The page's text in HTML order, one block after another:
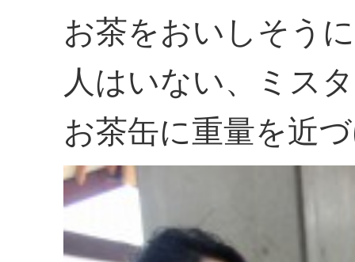
お茶をおいしそう
人はいない、ミス
お茶缶に重量を近